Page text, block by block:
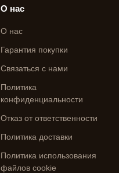
О нас
О нас
Гарантия покупки
Связаться с нами
Политика
конфиденциальности
Отказ от ответственности
Политика доставки
Политика использования
файлов cookie